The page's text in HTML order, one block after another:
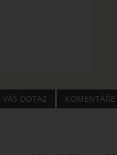
VÁŠ DOTAZ KOMENTÁŘE